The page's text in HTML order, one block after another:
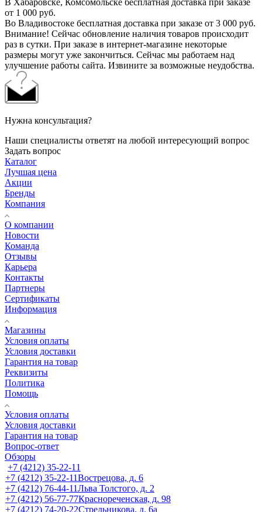
от 1 000 руб.
Во Владивостоке бесплатная доставка при заказе от 3 000 руб.
Внимание! Сейчас обновление наличия товаров происходит
раз в сутки. При заказе в интернет-магазине некоторые
размеры могут уже закончиться. Сейчас мы работаем над
улучшение работы сайта. Извините за возможные неудобства.
Нужна консультация?
Наши специалисты ответят на любой интересующий вопрос
Задать вопрос
Каталог
Лучшая цена
Акции
Бренды
Компания
О компании
Новости
Команда
Отзывы
Карьера
Контакты
Партнеры
Сертификаты
Информация
Магазины
Условия оплаты
Условия доставки
Гарантия на товар
Реквизиты
Политика
Помощь
Условия оплаты
Условия доставки
Гарантия на товар
Вопрос-ответ
Обзоры
+7 (4212) 35-22-11
+7 (4212) 35-22-11Вострецова, д. 6
+7 (4212) 76-44-11Льва Толстого, д. 2
+7 (4212) 56-77-77Краснореченская, д. 98
+7 (4212) 74-20-22Стрельникова, д. 6а